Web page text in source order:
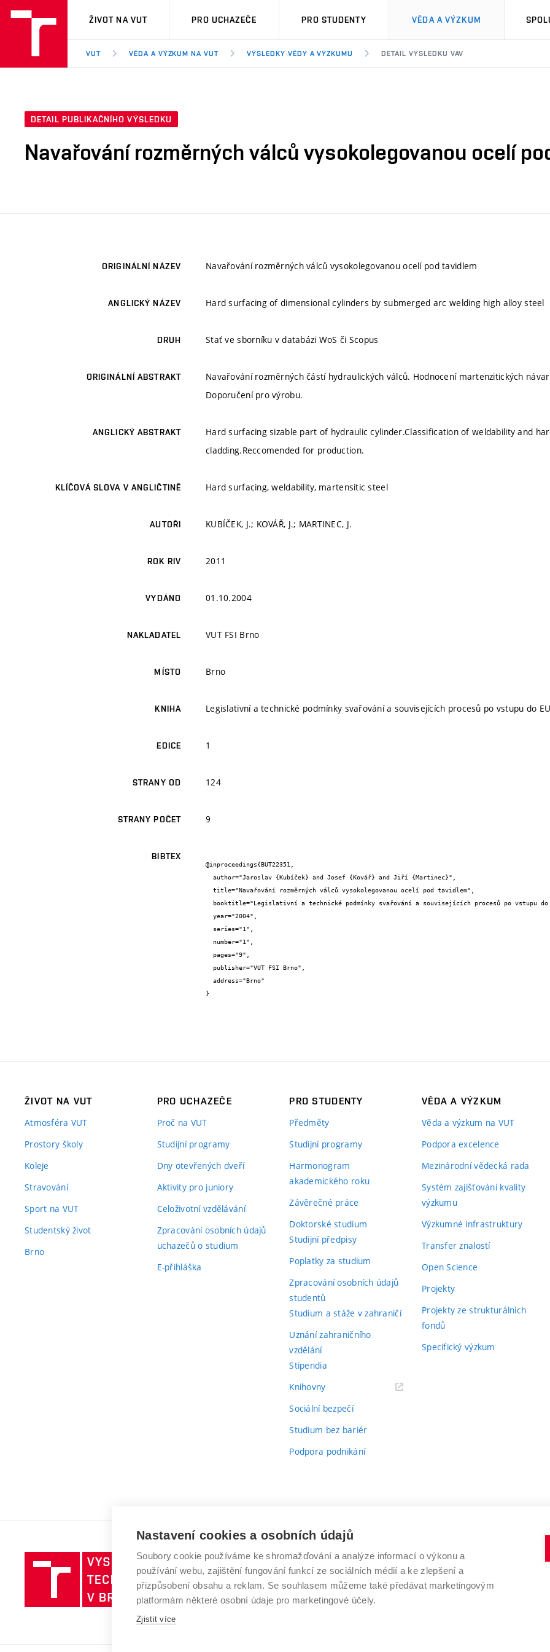
VUT
ŽIVOT NA VUT PRO UCHAZEČE PRO STUDENTY VĚDA A VÝZKUM
VUT VĚDA A VÝZKUM NA VUT VÝSLEDKY VĚDY A VÝZKUMU DETAIL VÝSLEDKU VAV
DETAIL PUBLIKAČNÍHO VÝSLEDKU
Navařování rozměrných válců vysokolegovanou ocelí
ORIGINÁLNÍ NÁZEV Navařování rozměrných válců vysokolegovanou ocelí pod tavidlem
ANGLICKÝ NÁZEV Hard surfacing of dimensional cylinders by submerged arc welding high alloy steel
DRUH Stať ve sborníku v databázi WoS či Scopus
ORIGINÁLNÍ ABSTRAKT
Navařování rozměrných částí hydraulických válců. Hodnocení martenzitických
Doporučení pro výrobu.
ANGLICKÝ ABSTRAKT
Hard surfacing sizable part of hydraulic cylinder.Classification of weldability and
cladding.Reccomended for production.
KLÍČOVÁ SLOVA V ANGLIČTINĚ Hard surfacing, weldability, martensitic steel
AUTOŘI KUBÍČEK, J.; KOVÁŘ, J.; MARTINEC, J.
ROK RIV 2011
VYDÁNO 01.10.2004
NAKLADATEL VUT FSI Brno
MÍSTO Brno
KNIHA Legislativní a technické podmínky svařování a souvisejících procesů po vstupu do EU
EDICE 1
STRANY OD 124
STRANY POČET 9
BIBTEX
@inproceedings{BUT22351,
}
ŽIVOT NA VUT
Atmosféra VUT
Prostory školy
Koleje
Stravování
Sport na VUT
Studentský život
Brno
PRO UCHAZEČE
Proč na VUT
Studijní programy
Dny otevřených dveří
Aktivity pro juniory
Celoživotní vzdělávání
Zpracování osobních údajů
uchazečů o studium
E-přihláška
PRO STUDENTY
Předměty
Studijní programy
Harmonogram
akademického roku
Závěrečné práce
Doktorské studium
Studijní předpisy
Poplatky za studium
Zpracování osobních údajů
studentů
Studium a stáže v zahraničí
Uznání zahraničního
vzdělání
Stipendia
Knihovny(externí
Sociální bezpečí
Studium bez bariér
Podpora podnikání
VĚDA A VÝZKUM
Věda a výzkum na VUT
Podpora excelence
Mezinárodní vědecká rada
Systém zajišťování kvality
výzkumu
Výzkumné infrastruktury
Transfer znalostí
Open Science
Projekty
Projekty ze strukturálních
fondů
Specifický výzkum
Vysoké
učení
technické
v
VYSOKÉ UČENÍ TECHNICKÉ V BRNĚ
Antonínská 548/1
602 00 Brno
www.vut.cz
Nastavení cookies a osobních údajů
Soubory cookie používáme ke shromažďování a analýze informací o výkonu a
používání webu, zajištění fungování funkcí ze sociálních médií a ke zlepšení a
přizpůsobení obsahu a reklam. Se souhlasem můžeme také předávat marketingovým
platformám některé osobní údaje pro marketingové účely.
Zjistit více